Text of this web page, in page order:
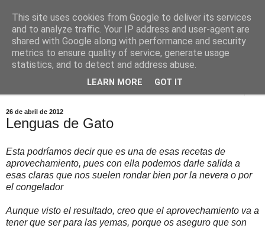
Comoju
La Cocina del Día a Día y el día a día de la Gastronomía
26 de abril de 2012
Lenguas de Gato
Esta podríamos decir que es una de esas recetas de
aprovechamiento, pues con ella podemos darle salida a
esas claras que nos suelen rondar bien por la nevera o por
el congelador
Aunque visto el resultado, creo que el aprovechamiento va a
tener que ser para las yemas, porque os aseguro que son
This site uses cookies from Google to deliver its services
and to analyze traffic. Your IP address and user-agent are
shared with Google along with performance and security
metrics to ensure quality of service, generate usage
statistics, and to detect and address abuse.
LEARN MORE GOT IT